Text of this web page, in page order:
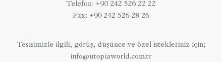
Telefon: +90 242 526 22 22
Fax: +90 242 526 28 26
Tesisimizle ilgili, görüş, düşünce ve özel istekleriniz için;
info@utopiaworld.com.tr